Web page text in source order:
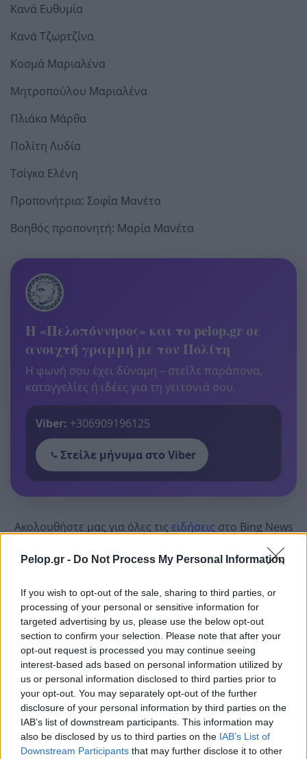
Pelop.gr - Do Not Process My Personal Information
If you wish to opt-out of the sale, sharing to third parties, or
processing of your personal or sensitive information for
targeted advertising by us, please use the below opt-out
section to confirm your selection. Please note that after your
opt-out request is processed you may continue seeing
interest-based ads based on personal information utilized by
us or personal information disclosed to third parties prior to
your opt-out. You may separately opt-out of the further
disclosure of your personal information by third parties on the
IAB’s list of downstream participants. This information may
also be disclosed by us to third parties on the IAB’s List of
Downstream Participants that may further disclose it to other
Κανά Ευθυμία
Κανά Τζωρτζίνα
Κοσμά Μαριαλένα
Μητροπούλου Μαριαλένα
Πλιάκα Μάρθα
Πολίτη Λυδία
Τσίγκα Ελένη
Προπονήτρια: Σοφία Μανέτα
Βοηθός προπονητή: Μαρία Μανέτα
Η «Πελοπόννησος» και το pelop.gr σε
ανοιχτή γραμμή με τον Πολίτη
Η φωνή σου έχει δύναμη – στείλε παράπονα,
καταγγελίες ή ιδέες για τη γειτονιά σου.
Viber: +306909196125
Στείλε μήνυμα στο Viber
Ακολουθήστε μας για όλες τις ειδήσεις στο Bing News